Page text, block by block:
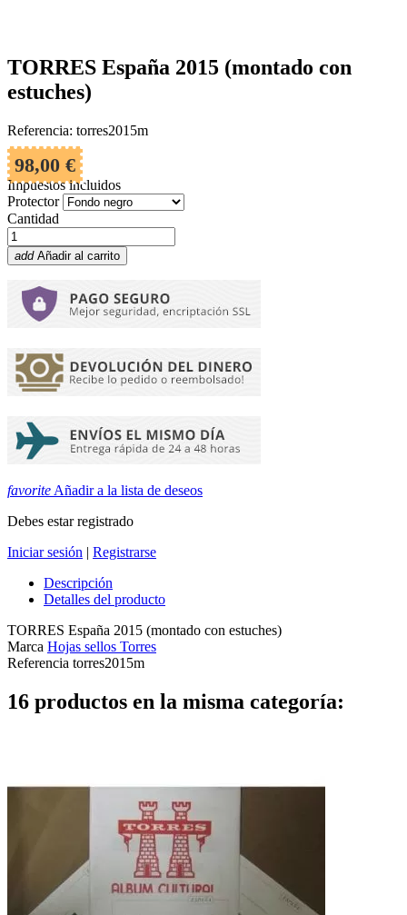
TORRES España 2015 (montado con
estuches)
Referencia: torres2015m
98,00 €
Impuestos incluidos
Protector
Cantidad
add Añadir al carrito
favorite Añadir a la lista de deseos
Debes estar registrado
Iniciar sesión | Registrarse
Descripción
Detalles del producto
TORRES España 2015 (montado con estuches)
Marca Hojas sellos Torres
Referencia torres2015m
16 productos en la misma categoría: